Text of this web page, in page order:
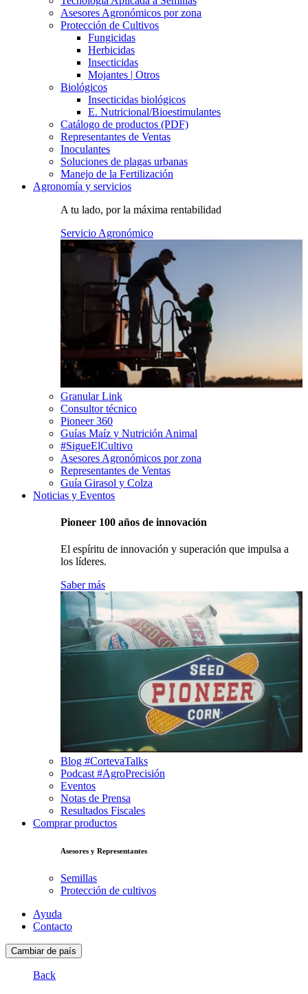
Asesores Agronómicos por zona
Protección de Cultivos
Fungicidas
Herbicidas
Insecticidas
Mojantes | Otros
Biológicos
Insecticidas biológicos
E. Nutricional/Bioestimulantes
Catálogo de productos (PDF)
Representantes de Ventas
Inoculantes
Soluciones de plagas urbanas
Manejo de la Fertilización
Agronomía y servicios
A tu lado, por la máxima rentabilidad
Servicio Agronómico
Granular Link
Consultor técnico
Pioneer 360
Guías Maíz y Nutrición Animal
#SigueElCultivo
Asesores Agronómicos por zona
Representantes de Ventas
Guía Girasol y Colza
Noticias y Eventos
Pioneer 100 años de innovación
El espíritu de innovación y superación que impulsa a
los líderes.
Saber más
Blog #CortevaTalks
Podcast #AgroPrecisión
Eventos
Notas de Prensa
Resultados Fiscales
Comprar productos
Asesores y Representantes
Semillas
Protección de cultivos
Ayuda
Contacto
Cambiar de país
Back